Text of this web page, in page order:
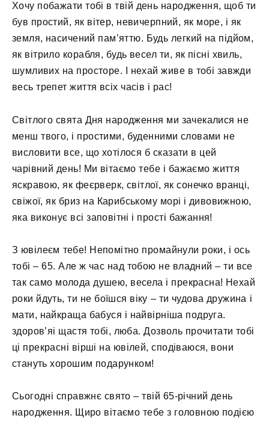
Хочу побажати тобі в твій день народження, щоб ти
був простий, як вітер, невичерпний, як море, і як
земля, насичений пам’яттю. Будь легкий на підйом,
як вітрило корабля, будь весел ти, як пісні хвиль,
шумливих на просторе. І нехай живе в тобі завжди
весь трепет життя всіх часів і рас!
Світлого свята Дня народження ми зачекалися не
менш твого, і простими, буденними словами не
висловити все, що хотілося б сказати в цей
чарівний день! Ми вітаємо тебе і бажаємо життя
яскравою, як феєрверк, світлої, як сонечко вранці,
свіжої, як бриз на Карибському морі і дивовижною,
яка виконує всі заповітні і прості бажання!
З ювілеєм тебе! Непомітно промайнули роки, і ось
тобі – 65. Але ж час над тобою не владний – ти все
так само молода душею, весела і прекрасна! Нехай
роки йдуть, ти не боїшся віку – ти чудова дружина і
мати, найкраща бабуся і найвірніша подруга.
здоров’яі щастя тобі, люба. Дозволь прочитати тобі
ці прекрасні вірші на ювілей, сподіваюся, вони
стануть хорошим подарунком!
Сьогодні справжнє свято – твій 65-річний день
народження. Щиро вітаємо тебе з головною подією